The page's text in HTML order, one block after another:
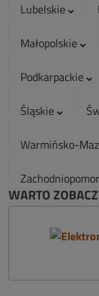
Lubelskie
Małopolskie
Podkarpackie
Śląskie
Warmińsko-
WARTO